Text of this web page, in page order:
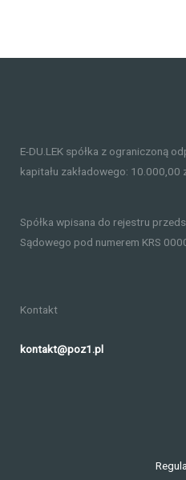
E-DU.LEK spółka z ograniczoną
kapitału zakładowego: 10.000,00
Spółka wpisana do rejestru
Sądowego pod numerem KRS
Kontakt
kontakt@poz1.pl